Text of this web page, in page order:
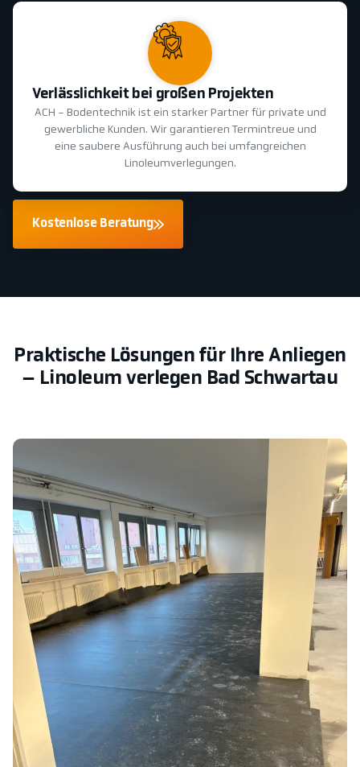
Verlässlichkeit bei großen Projekten
ACH - Bodentechnik ist ein starker Partner für private und
gewerbliche Kunden. Wir garantieren Termintreue und
eine saubere Ausführung auch bei umfangreichen
Linoleumverlegungen.
Kostenlose Beratung
Praktische Lösungen für Ihre Anliegen
– Linoleum verlegen Bad Schwartau